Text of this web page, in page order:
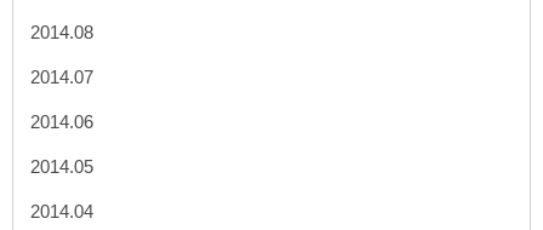
2014.08
2014.07
2014.06
2014.05
2014.04